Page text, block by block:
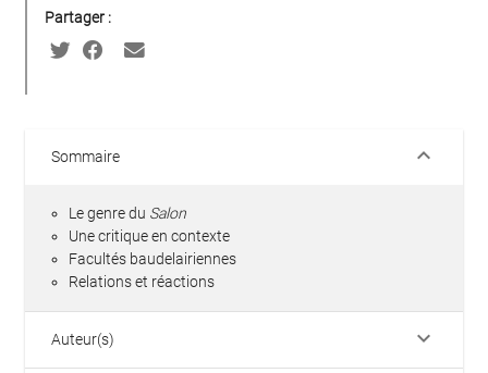
Partager :
Sommaire keyboard_arrow_down
Le genre du Salon
Une critique en contexte
Facultés baudelairiennes
Relations et réactions
Auteur(s) keyboard_arrow_down